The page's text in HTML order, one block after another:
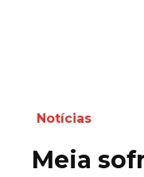
Notícias
Meia